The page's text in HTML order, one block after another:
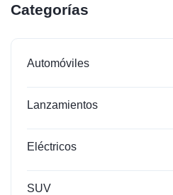
Categorías
Automóviles
Lanzamientos
Eléctricos
SUV